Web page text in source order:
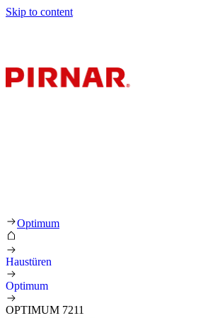
Skip to content
Optimum
Haustüren
Optimum
OPTIMUM 7211